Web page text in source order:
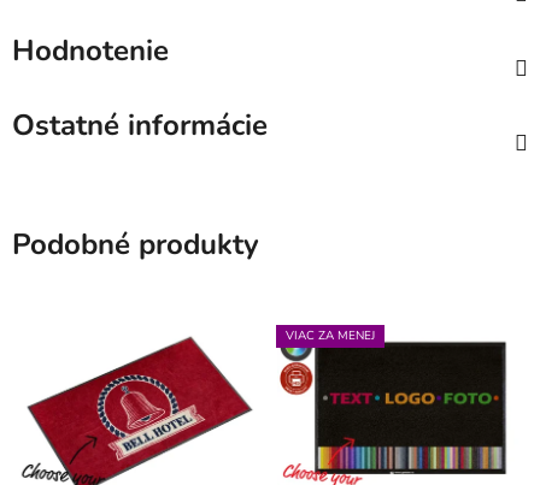
Hodnotenie
Ostatné informácie
Podobné produkty
VIAC ZA MENEJ